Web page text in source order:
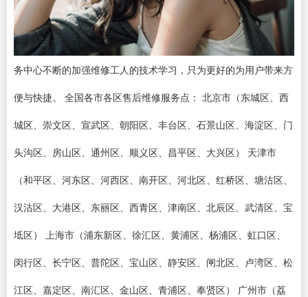
务中心不断的加强维修工人的技术学习，只为更好的为用户带来方
便与快捷。 全国各市各区售后维修服务点： 北京市（东城区、西
城区、崇文区、宣武区、朝阳区、丰台区、石景山区、海淀区、门
头沟区、房山区、通州区、顺义区、昌平区、大兴区） 天津市
（和平区、河东区、河西区、南开区、河北区、红桥区、塘沽区、
汉沽区、大港区、东丽区、西青区、津南区、北辰区、武清区、宝
坻区） 上海市（浦东新区、徐汇区、黄浦区、杨浦区、虹口区、
闵行区、长宁区、普陀区、宝山区、静安区、闸北区、卢湾区、松
江区、嘉定区、南汇区、金山区、青浦区、奉贤区） 广州市（荔